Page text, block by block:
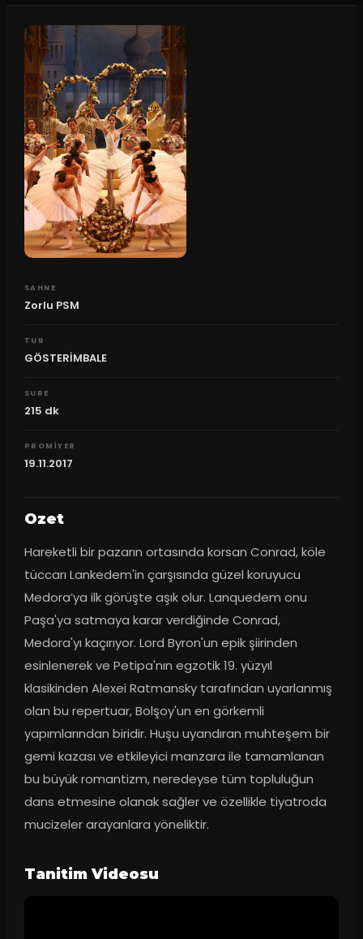
SAHNE
Zorlu PSM
TUR
GÖSTERİMBALE
SURE
215 dk
PROMIYER
19.11.2017
Ozet
Hareketli bir pazarın ortasında korsan Conrad, köle
tüccarı Lankedem'in çarşısında güzel koruyucu
Medora’ya ilk görüşte aşık olur. Lanquedem onu ​​
Paşa'ya satmaya karar verdiğinde Conrad,
Medora'yı kaçırıyor. Lord Byron'un epik şiirinden
esinlenerek ve Petipa'nın egzotik 19. yüzyıl
klasikinden Alexei Ratmansky tarafından uyarlanmış
olan bu repertuar, Bolşoy'un en görkemli
yapımlarından biridir. Huşu uyandıran muhteşem bir
gemi kazası ve etkileyici manzara ile tamamlanan
bu büyük romantizm, neredeyse tüm topluluğun
dans etmesine olanak sağler ve özellikle tiyatroda
mucizeler arayanlara yöneliktir.
Tanitim Videosu